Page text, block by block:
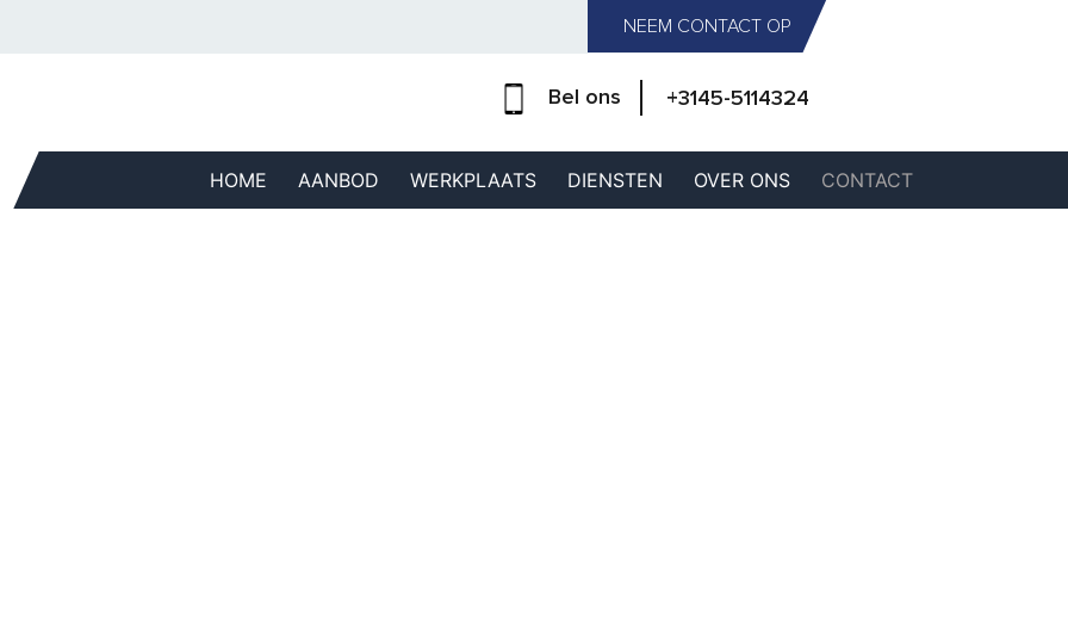
NEEM CONTACT OP
Bel ons +3145-5114324
HOME AANBOD WERKPLAATS DIENSTEN OVER ONS CONTACT